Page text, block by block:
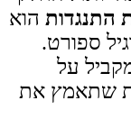
התנגדות הוא
ספורט.
על
שתאמץ את